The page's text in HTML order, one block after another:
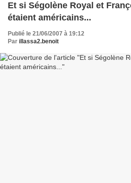
Et si Ségolène Royal et
étaient américains...
Publié le 21/06/2007 à 19:12
Par illassa2.benoit